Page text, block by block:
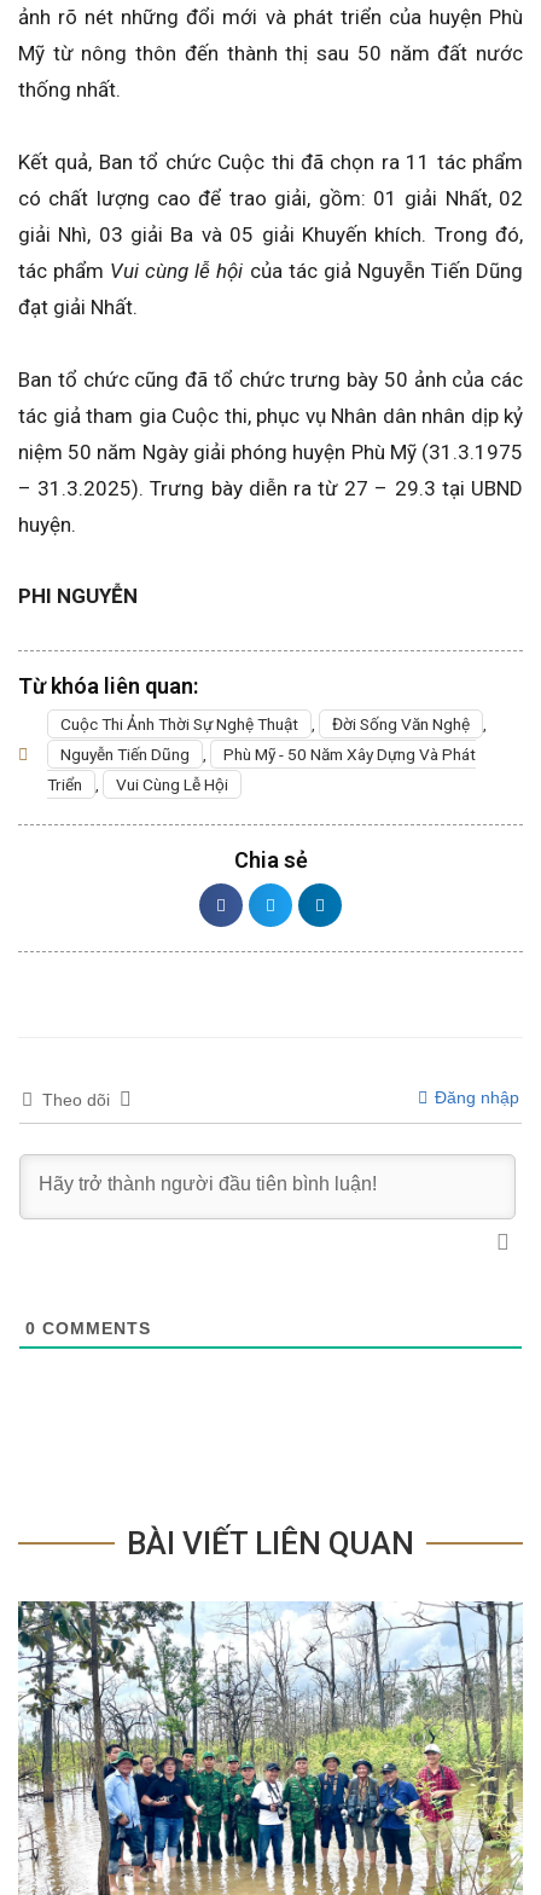
ảnh rõ nét những đổi mới và phát triển của huyện Phù
Mỹ từ nông thôn đến thành thị sau 50 năm đất nước
thống nhất.
Kết quả, Ban tổ chức Cuộc thi đã chọn ra 11 tác phẩm
có chất lượng cao để trao giải, gồm: 01 giải Nhất, 02
giải Nhì, 03 giải Ba và 05 giải Khuyến khích. Trong đó,
tác phẩm Vui cùng lễ hội của tác giả Nguyễn Tiến Dũng
đạt giải Nhất.
Ban tổ chức cũng đã tổ chức trưng bày 50 ảnh của các
tác giả tham gia Cuộc thi, phục vụ Nhân dân nhân dịp kỷ
niệm 50 năm Ngày giải phóng huyện Phù Mỹ (31.3.1975
– 31.3.2025). Trưng bày diễn ra từ 27 – 29.3 tại UBND
huyện.
PHI NGUYỄN
Từ khóa liên quan:
Cuộc Thi Ảnh Thời Sự Nghệ Thuật Đời Sống Văn Nghệ
Nguyễn Tiến Dũng
Phù Mỹ - 50 Năm Xây Dựng Và Phát
Triển
Vui Cùng Lễ Hội
Chia sẻ
Theo dõi Đăng nhập
0 COMMENTS
BÀI VIẾT LIÊN QUAN